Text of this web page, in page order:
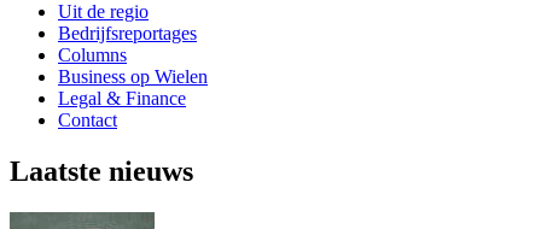
Uit de regio
Bedrijfsreportages
Columns
Business op Wielen
Legal & Finance
Contact
Laatste nieuws